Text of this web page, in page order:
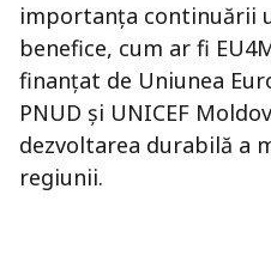
importanța continuării
benefice, cum ar fi
finanțat de Uniunea
PNUD și UNICEF
dezvoltarea durabilă a
regiunii.